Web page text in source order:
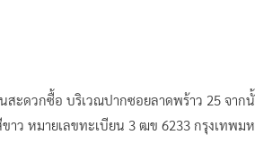
ะดวกซื้อ บริเวณปากซอยลาดพร้าว 25 จาก
หมายเลขทะเบียน 3 ฒข 6233 กรุงเทพมห